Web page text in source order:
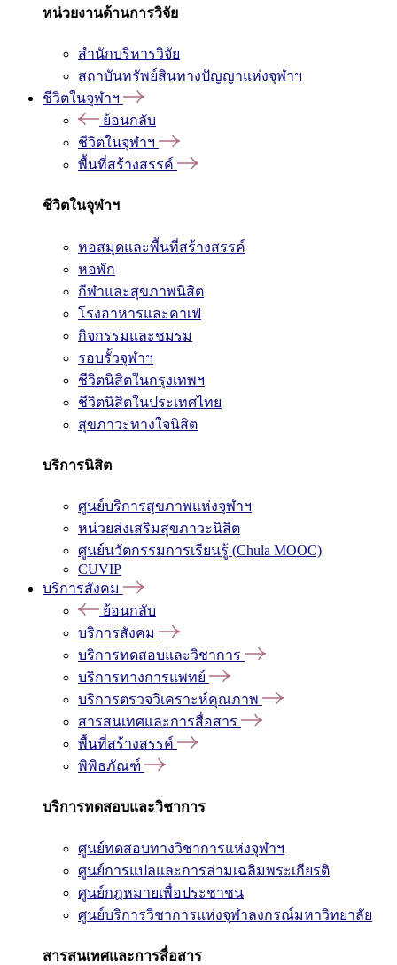
หน่วยงานด้านการวิจัย
สำนักบริหารวิจัย
สถาบันทรัพย์สินทางปัญญาแห่งจุฬาฯ
ชีวิตในจุฬาฯ
ย้อนกลับ
ชีวิตในจุฬาฯ
พื้นที่สร้างสรรค์
ชีวิตในจุฬาฯ
หอสมุดและพื้นที่สร้างสรรค์
หอพัก
กีฬาและสุขภาพนิสิต
โรงอาหารและคาเฟ่
กิจกรรมและชมรม
รอบรั้วจุฬาฯ
ชีวิตนิสิตในกรุงเทพฯ
ชีวิตนิสิตในประเทศไทย
สุขภาวะทางใจนิสิต
บริการนิสิต
ศูนย์บริการสุขภาพแห่งจุฬาฯ
หน่วยส่งเสริมสุขภาวะนิสิต
ศูนย์นวัตกรรมการเรียนรู้ (Chula MOOC)
CUVIP
บริการสังคม
ย้อนกลับ
บริการสังคม
บริการทดสอบและวิชาการ
บริการทางการแพทย์
บริการตรวจวิเคราะห์คุณภาพ
สารสนเทศและการสื่อสาร
พื้นที่สร้างสรรค์
พิพิธภัณฑ์
บริการทดสอบและวิชาการ
ศูนย์ทดสอบทางวิชาการแห่งจุฬาฯ
ศูนย์การแปลและการล่ามเฉลิมพระเกียรติ
ศูนย์กฎหมายเพื่อประชาชน
ศูนย์บริการวิชาการแห่งจุฬาลงกรณ์มหาวิทยาลัย
สารสนเทศและการสื่อสาร